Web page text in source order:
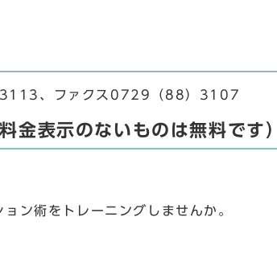
、ファクス0729（88）3107
表示のないものは無料です）
ン術をトレーニングしませんか。